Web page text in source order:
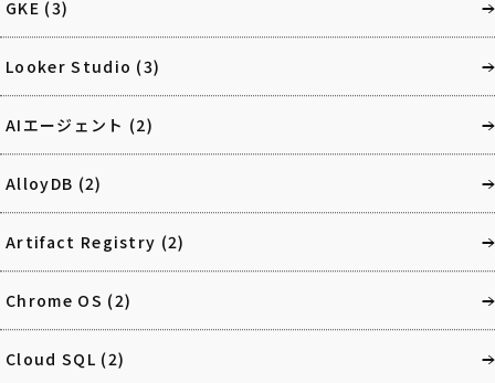
GKE (3)
Looker Studio (3)
AIエージェント (2)
AlloyDB (2)
Artifact Registry (2)
Chrome OS (2)
Cloud SQL (2)